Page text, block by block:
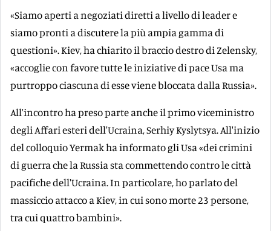
«Siamo aperti a negoziati diretti a livello di leader e
siamo pronti a discutere la più ampia gamma di
questioni». Kiev, ha chiarito il braccio destro di Zelensky,
«accoglie con favore tutte le iniziative di pace Usa ma
purtroppo ciascuna di esse viene bloccata dalla Russia».
All'incontro ha preso parte anche il primo viceministro
degli Affari esteri dell'Ucraina, Serhiy Kyslytsya. All'inizio
del colloquio Yermak ha informato gli Usa «dei crimini
di guerra che la Russia sta commettendo contro le città
pacifiche dell'Ucraina. In particolare, ho parlato del
massiccio attacco a Kiev, in cui sono morte 23 persone,
tra cui quattro bambini».